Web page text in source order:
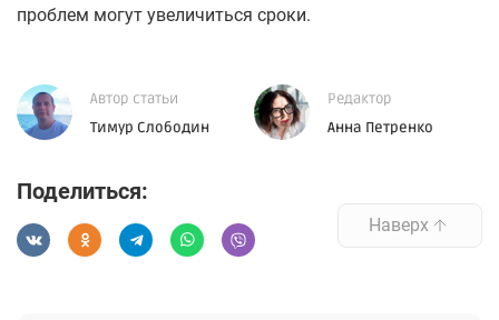
проблем могут увеличиться сроки.
Автор статьи
Тимур Слободин
Редактор
Анна Петренко
Поделиться:
Наверх